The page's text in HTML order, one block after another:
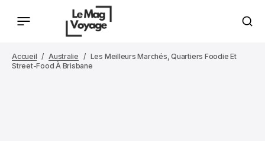
Accueil Australie
Les Meilleurs Marchés, Quartiers Foodie Et
Street-Food À Brisbane